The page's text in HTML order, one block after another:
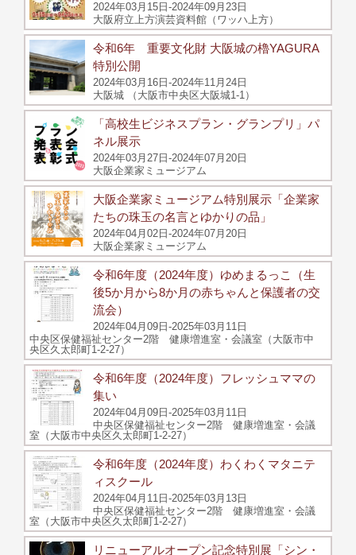
2024年03月15日-2024年09月23日
大阪府立上方演芸資料館（ワッハ上方）
令和6年 重要文化財 大阪城の櫓YAGURA
特別公開
2024年03月16日-2024年11月24日
大阪城 （大阪市中央区大阪城1-1）
「高校生ビジネスプラン・グランプリ」パ
ネル展示
2024年03月27日-2024年07月20日
大阪企業家ミュージアム
大阪企業家ミュージアム特別展示「企業家
たちの珠玉の名言とゆかりの品」
2024年04月02日-2024年07月20日
大阪企業家ミュージアム
令和6年度（2024年度）ゆめまるっこ（生
後5か月から8か月の赤ちゃんと保護者の交
流会）
2024年04月09日-2025年03月11日
中央区保健福祉センター2階 健康増進室・会議室（大阪市中
央区久太郎町1-2-27）
令和6年度（2024年度）フレッシュママの
集い
2024年04月09日-2025年03月11日
中央区保健福祉センター2階 健康増進室・会議
室（大阪市中央区久太郎町1-2-27）
令和6年度（2024年度）わくわくマタニテ
ィスクール
2024年04月11日-2025年03月13日
中央区保健福祉センター2階 健康増進室・会議
室（大阪市中央区久太郎町1-2-27）
リニューアルオープン記念特別展「シン・